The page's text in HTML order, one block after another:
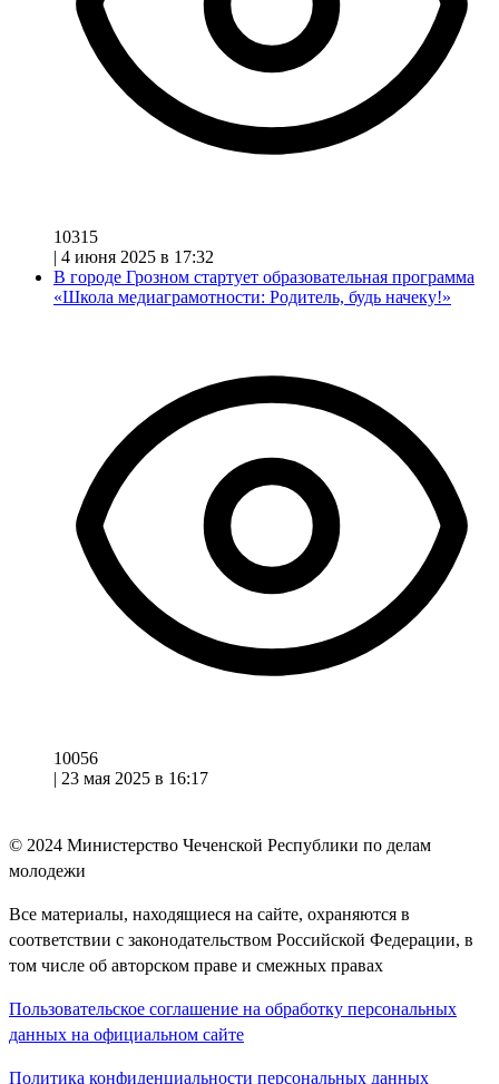
10315
| 4 июня 2025 в 17:32
В городе Грозном стартует образовательная программа
«Школа медиаграмотности: Родитель, будь начеку!»
10056
| 23 мая 2025 в 16:17
© 2024 Министерство Чеченской Республики по делам
молодежи
Все материалы, находящиеся на сайте, охраняются в
соответствии с законодательством Российской Федерации, в
том числе об авторском праве и смежных правах
Пользовательское соглашение на обработку персональных
данных на официальном сайте
Политика конфиденциальности персональных данных